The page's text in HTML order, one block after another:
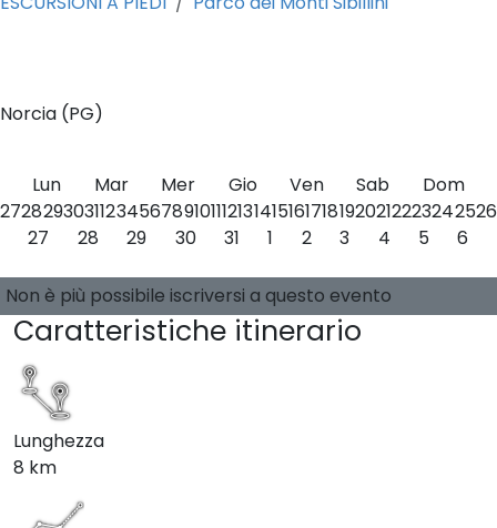
Norcia (PG)
Lun Mar Mer Gio Ven Sab
Dom
27282930311234567891011121314151617181920212223242526
27
28 29 30 31 1 2 3 4 5 6
Non è più possibile iscriversi a questo evento
Caratteristiche itinerario
Lunghezza
8 km